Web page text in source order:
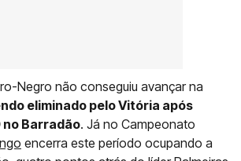
Negro não conseguiu avançar na
eliminado pelo Vitória após
no Barradão. Já no Campeonato
encerra este período ocupando a